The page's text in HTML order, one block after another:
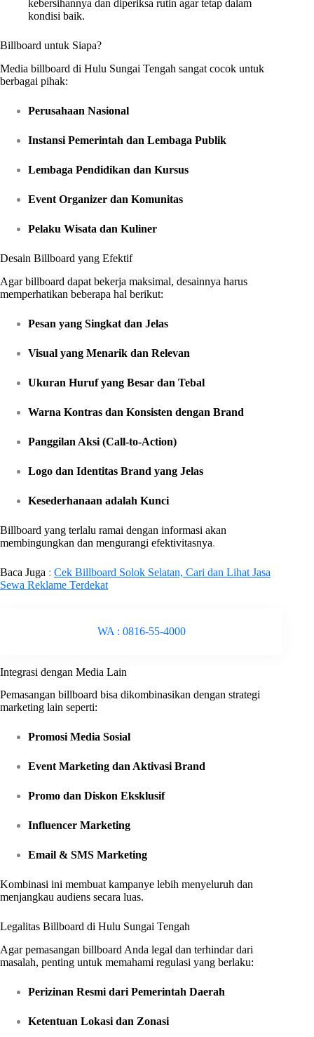
kebersihannya dan diperiksa rutin agar tetap dalam
kondisi baik.
Billboard untuk Siapa?
Media billboard di Hulu Sungai Tengah sangat cocok untuk
berbagai pihak:
Perusahaan Nasional
Instansi Pemerintah dan Lembaga Publik
Lembaga Pendidikan dan Kursus
Event Organizer dan Komunitas
Pelaku Wisata dan Kuliner
Desain Billboard yang Efektif
Agar billboard dapat bekerja maksimal, desainnya harus
memperhatikan beberapa hal berikut:
Pesan yang Singkat dan Jelas
Visual yang Menarik dan Relevan
Ukuran Huruf yang Besar dan Tebal
Warna Kontras dan Konsisten dengan Brand
Panggilan Aksi (Call-to-Action)
Logo dan Identitas Brand yang Jelas
Kesederhanaan adalah Kunci
Billboard yang terlalu ramai dengan informasi akan
membingungkan dan mengurangi efektivitasnya.
Baca Juga : Cek Billboard Solok Selatan, Cari dan Lihat Jasa
Sewa Reklame Terdekat
WA : 0816-55-4000
Integrasi dengan Media Lain
Pemasangan billboard bisa dikombinasikan dengan strategi
marketing lain seperti:
Promosi Media Sosial
Event Marketing dan Aktivasi Brand
Promo dan Diskon Eksklusif
Influencer Marketing
Email & SMS Marketing
Kombinasi ini membuat kampanye lebih menyeluruh dan
menjangkau audiens secara luas.
Legalitas Billboard di Hulu Sungai Tengah
Agar pemasangan billboard Anda legal dan terhindar dari
masalah, penting untuk memahami regulasi yang berlaku:
Perizinan Resmi dari Pemerintah Daerah
Ketentuan Lokasi dan Zonasi